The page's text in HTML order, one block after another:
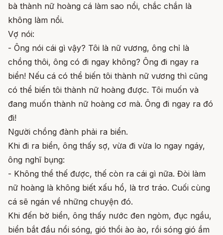
bà thành nữ hoàng cá làm sao nổi, chắc chắn là
không làm nổi.
Vợ nói:
- Ông nói cái gì vậy? Tôi là nữ vương, ông chỉ là
chồng thôi, ông có đi ngay không? Ông đi ngay ra
biển! Nếu cá có thể biến tôi thành nữ vương thì cũng
có thể biến tôi thành nữ hoàng được. Tôi muốn và
đang muốn thành nữ hoàng cơ mà. Ông đi ngay ra đó
đi!
Người chồng đành phải ra biển.
Khi đi ra biển, ông thấy sợ, vừa đi vừa lo ngay ngáy,
ông nghĩ bụng:
- Không thể thế được, thế còn ra cái gì nữa. Đòi làm
nữ hoàng là không biết xấu hổ, là trơ tráo. Cuối cùng
cá sẽ ngán về những chuyện đó.
Khi đến bờ biển, ông thấy nước đen ngòm, đục ngầu,
biển bắt đầu nổi sóng, gió thổi ào ào, rồi sóng gió ầm